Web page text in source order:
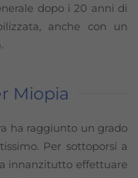
dopo i 20 anni di
anche con un
Miopia
ha raggiunto un grado
Per sottoporsi a
innanzitutto effettuare